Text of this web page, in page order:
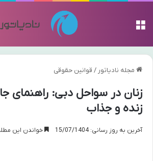
مجله نادیاتور / قوانین حقوقی
زنان در سواحل دبی: راهنمای
زنده و جذاب
آخرین به روز رسانی: 15/07/1404 خواندن این مطلب 12 دقیقه زمان